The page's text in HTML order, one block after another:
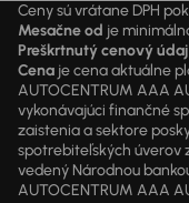
Ceny sú vrátane DPH
Mesačne od je
Preškrtnutý cenový údaj
Cena je cena aktuálne
AUTOCENTRUM AAA
vykonávajúci finančné
zaistenia a sektore
spotrebiteľských úverov
vedený Národnou
AUTOCENTRUM AAA